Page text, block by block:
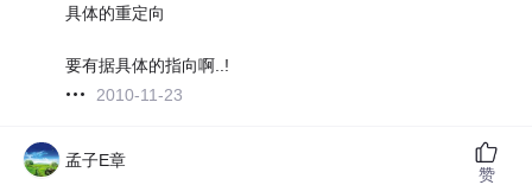
具体的重定向
要有据具体的指向啊..!
2010-11-23
孟子E章
赞